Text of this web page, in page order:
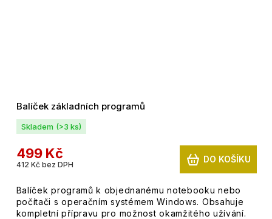
Balíček základních programů
Skladem (>3 ks)
412 Kč bez DPH
499 Kč DO KOŠÍKU
Balíček programů k objednanému notebooku nebo
počítači s operačním systémem Windows. Obsahuje
kompletní přípravu pro možnost okamžitého užívání.